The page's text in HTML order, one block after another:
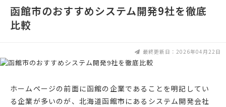
函館市のおすすめシステム開発9社を徹底
比較
最終更新日：2026年04月22日
ホームページの前面に函館の企業であることを明記してい
る企業が多いのが、北海道函館市にあるシステム開発会社